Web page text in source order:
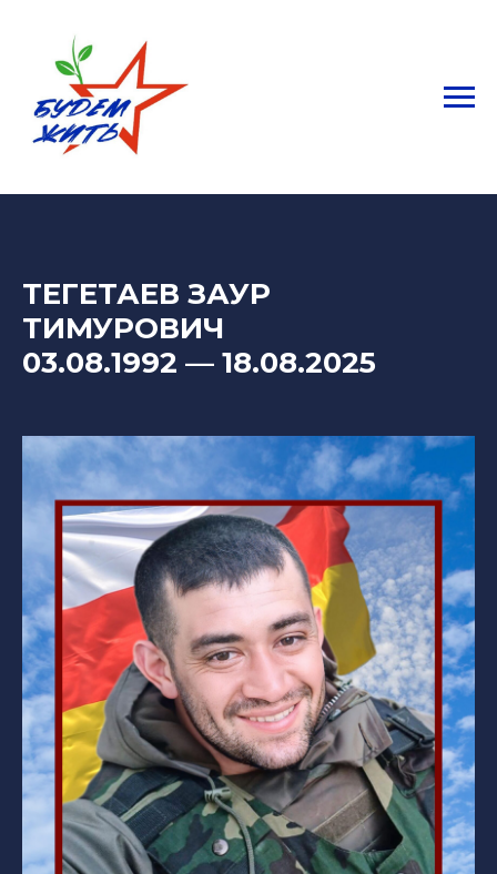
ТЕГЕТАЕВ ЗАУР
ТИМУРОВИЧ
03.08.1992 — 18.08.2025